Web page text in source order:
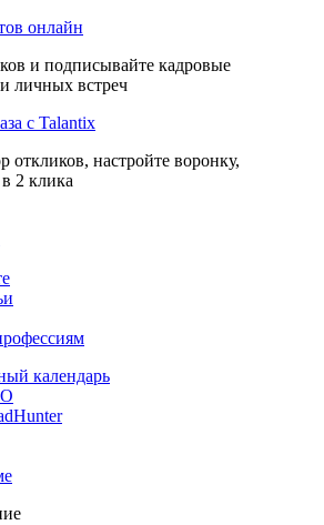
онлайн
и подписывайте кадровые
личных встреч
с Talantix
откликов, настройте воронку,
2 клика
календарь